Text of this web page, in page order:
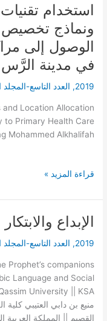
استخدام
ونماذج تخصيص
الوصول إلى
في مدينة الرَّس
2019
, العدد التاسع-المجلد
and Location Allocation
to Primary Health Care
استخدام
تقنيات
الاستيفاء
المساحي
ونماذج
تخصيص
الموقع
الصحية
مدينة
قراءة المزيد »
الإبداع
2019
, العدد التاسع-المجلد
Prophet’s companions
Language and Social
منيع بن دابي العتيبي كلية
القصيم || المملكة العربية
الإبداع
والابتكار
عند